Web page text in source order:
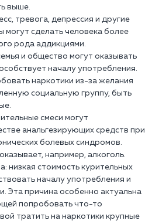
выше.
тревога, депрессия и другие
могут сделать человека более
рода аддикциями.
и общество могут оказывать
началу употребления.
наркотики из-за желания
социальную группу, быть
смеси могут
анальгезирующих средств при
болевых синдромов.
например, алкоголь.
низкая стоимость курительных
началу употребления и
Эта причина особенно актуальна
попробовать что-то
тратить на наркотики крупные